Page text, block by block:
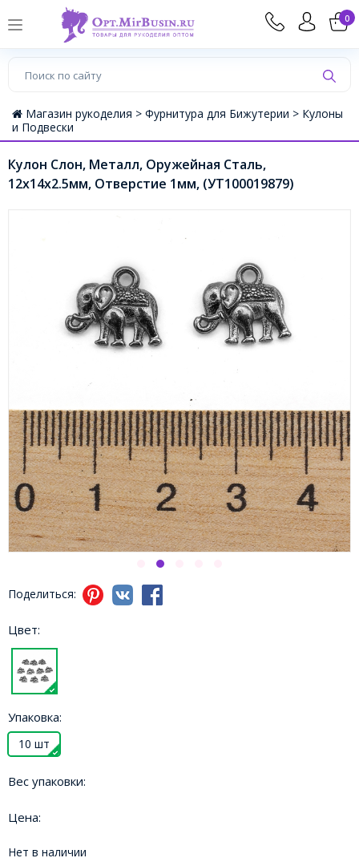
0
Магазин рукоделия > Фурнитура для Бижутерии > Кулоны
и Подвески
Кулон Слон, Металл, Оружейная Сталь,
12х14х2.5мм, Отверстие 1мм, (УТ100019879)
Поделиться:
Цвет:
Упаковка:
10 шт
Вес упаковки:
Цена:
Нет в наличии